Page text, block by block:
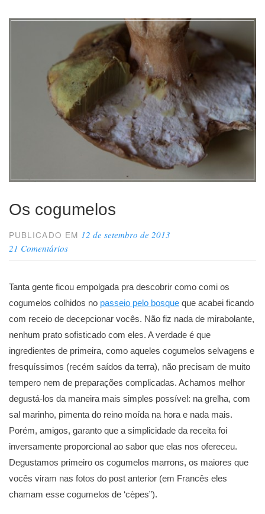
Os cogumelos
PUBLICADO EM 12 de setembro de 2013
21 Comentários
Tanta gente ficou empolgada pra descobrir como comi os
cogumelos colhidos no passeio pelo bosque que acabei ficando
com receio de decepcionar vocês. Não fiz nada de mirabolante,
nenhum prato sofisticado com eles. A verdade é que
ingredientes de primeira, como aqueles cogumelos selvagens e
fresquíssimos (recém saídos da terra), não precisam de muito
tempero nem de preparações complicadas. Achamos melhor
degustá-los da maneira mais simples possível: na grelha, com
sal marinho, pimenta do reino moída na hora e nada mais.
Porém, amigos, garanto que a simplicidade da receita foi
inversamente proporcional ao sabor que elas nos ofereceu.
Degustamos primeiro os cogumelos marrons, os maiores que
vocês viram nas fotos do post anterior (em Francês eles
chamam esse cogumelos de ‘cèpes”).